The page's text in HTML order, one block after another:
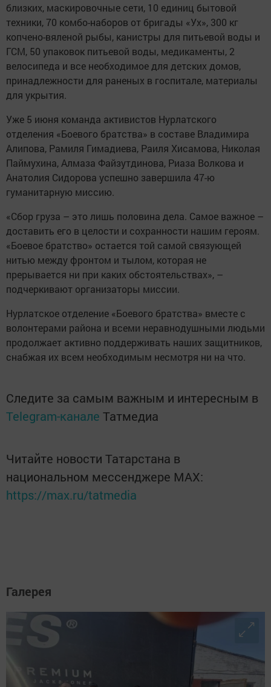
близких, маскировочные сети, 10 единиц бытовой
техники, 70 комбо-наборов от бригады «Ух», 300 кг
копчено-вяленой рыбы, канистры для питьевой воды и
ГСМ, 50 упаковок питьевой воды, медикаменты, 2
велосипеда и все необходимое для детских домов,
принадлежности для раненых в госпитале, материалы
для укрытия.
Уже 5 июня команда активистов Нурлатского
отделения «Боевого братства» в составе Владимира
Алипова, Рамиля Гимадиева, Раиля Хисамова, Николая
Паймухина, Алмаза Файзутдинова, Риаза Волкова и
Анатолия Сидорова успешно завершила 47-ю
гуманитарную миссию.
«Сбор груза – это лишь половина дела. Самое важное –
доставить его в целости и сохранности нашим героям.
«Боевое братство» остается той самой связующей
нитью между фронтом и тылом, которая не
прерывается ни при каких обстоятельствах», –
подчеркивают организаторы миссии.
Нурлатское отделение «Боевого братства» вместе с
волонтерами района и всеми неравнодушными людьми
продолжает активно поддерживать наших защитников,
снабжая их всем необходимым несмотря ни на что.
Следите за самым важным и интересным в
Telegram-канале Татмедиа
Читайте новости Татарстана в
национальном мессенджере MАХ:
https://max.ru/tatmedia
Галерея